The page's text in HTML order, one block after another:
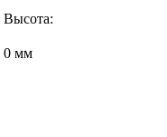
Высота:
0 мм